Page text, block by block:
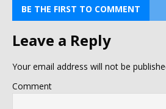
BE THE FIRST TO COMMENT
Leave a Reply
Your email address will not be
Comment